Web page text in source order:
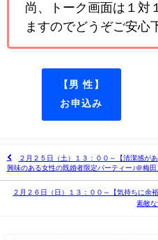
尚、トーク画面は１対
ますのでどうぞご安心
【男 性】
お申込み
２月２５日（土）１３：００～【清潔感が
興味のある女性の既婚者限定パーティー♪＠梅田
２月２６日（日）１３：００～【気持ちに余
素敵